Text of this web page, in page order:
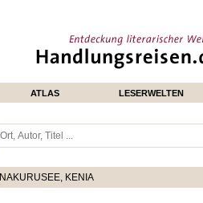
ATLAS LESERWELTEN
NAKURUSEE, KENIA